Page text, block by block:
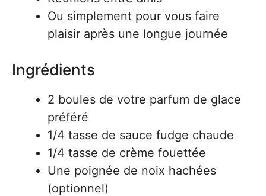
Ou simplement pour vous faire
plaisir après une longue journée
Ingrédients
2 boules de votre parfum de glace
préféré
1/4 tasse de sauce fudge chaude
1/4 tasse de crème fouettée
Une poignée de noix hachées
(optionnel)